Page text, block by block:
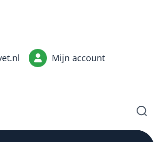
Mijn account